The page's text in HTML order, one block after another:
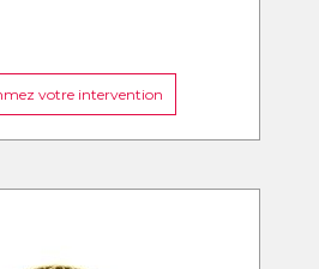
votre intervention